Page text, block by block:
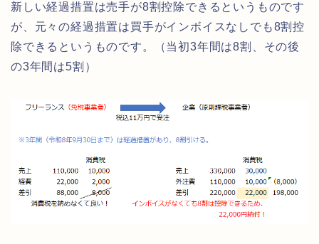
新しい経過措置は売手が8割控除できるというものです
が、元々の経過措置は買手がインボイスなしでも8割控
除できるというものです。（当初3年間は8割、その後
の3年間は5割）